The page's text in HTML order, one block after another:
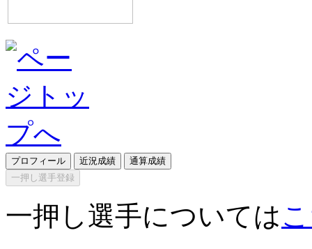
プロフィール 近況成績
通算成績
一押し選手登録
一押し選手については